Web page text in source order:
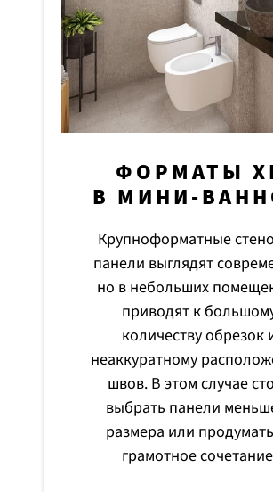
ФОРМАТЫ
В МИНИ-
Крупноформатные
панели выглядят
но в небольших
приводят к
количеству обрезок
неаккуратному
швов. В этом случае
выбрать панели
размера или
грамотное